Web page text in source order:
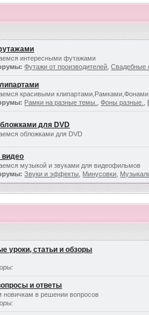
интересными футажами
Футажи от производителей ,Свадебные
красивыми клипартами,Рамками,Фонами.
Рамки на разные темы. ,Фоны разные.
для DVD
обложками для DVD
видео
музыкой и звуками для видеофильмов
Звуки и эффекты Минусовки
уроки, статьи и обзоры
и ответы
новичкам в решении вопросов